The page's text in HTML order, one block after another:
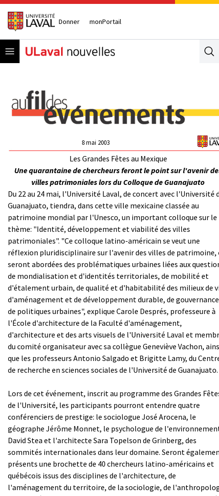
Donner monPortail
Open menu
8 mai 2003
Les Grandes Fêtes au Mexique
Une quarantaine de chercheurs feront le point sur l'avenir
villes patrimoniales lors du Colloque de Guanajuato
Du 22 au 24 mai, l'Université Laval, de concert avec l'Université
Guanajuato, tiendra, dans cette ville mexicaine classée au
patrimoine mondial par l'Unesco, un important colloque sur le
thème: "Identité, développement et viabilité des villes
patrimoniales". "Ce colloque latino-américain se veut une
réflexion pluridisciplinaire sur l'avenir des villes de patrimoine,
seront abordées des problématiques urbaines liées aux
de mondialisation et d'identités territoriales, de mobilité et
d'étalement urbain, de qualité et d'habitabilité des milieux de
d'aménagement et de développement durable, de
de politiques urbaines", explique Carole Després, professeure à
l'École d'architecture de la Faculté d'aménagement,
d'architecture et des arts visuels de l'Université Laval et
du comité organisateur avec sa collègue Geneviève Vachon,
que les professeurs Antonio Salgado et Brigitte Lamy, du
de recherche en sciences sociales de l'Université de Guanajuato.
Lors de cet événement, inscrit au programme des Grandes
de l'Université, les participants pourront entendre quatre
conférenciers de prestige: le sociologue José Arocena, le
géographe Jérôme Monnet, le psychologue de
David Stea et l'architecte Sara Topelson de Grinberg, des
sommités internationales dans leur domaine. Seront
présents une brochette de 40 chercheurs latino-américains et
québécois issus des disciplines de l'architecture, de
l'aménagement du territoire, de la sociologie, de